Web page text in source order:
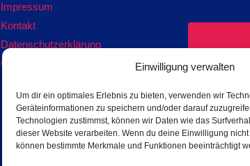
Einwilligung verwalten
Um dir ein optimales Erlebnis zu bieten, verwenden wir
Geräteinformationen zu speichern und/oder darauf
Technologien zustimmst, können wir Daten wie das
dieser Website verarbeiten. Wenn du deine Einwilligung
können bestimmte Merkmale und Funktionen beeinträchtigt
Impressum
Kontakt
Datenschutzerklärung
Cookie-Richtlinie (EU)